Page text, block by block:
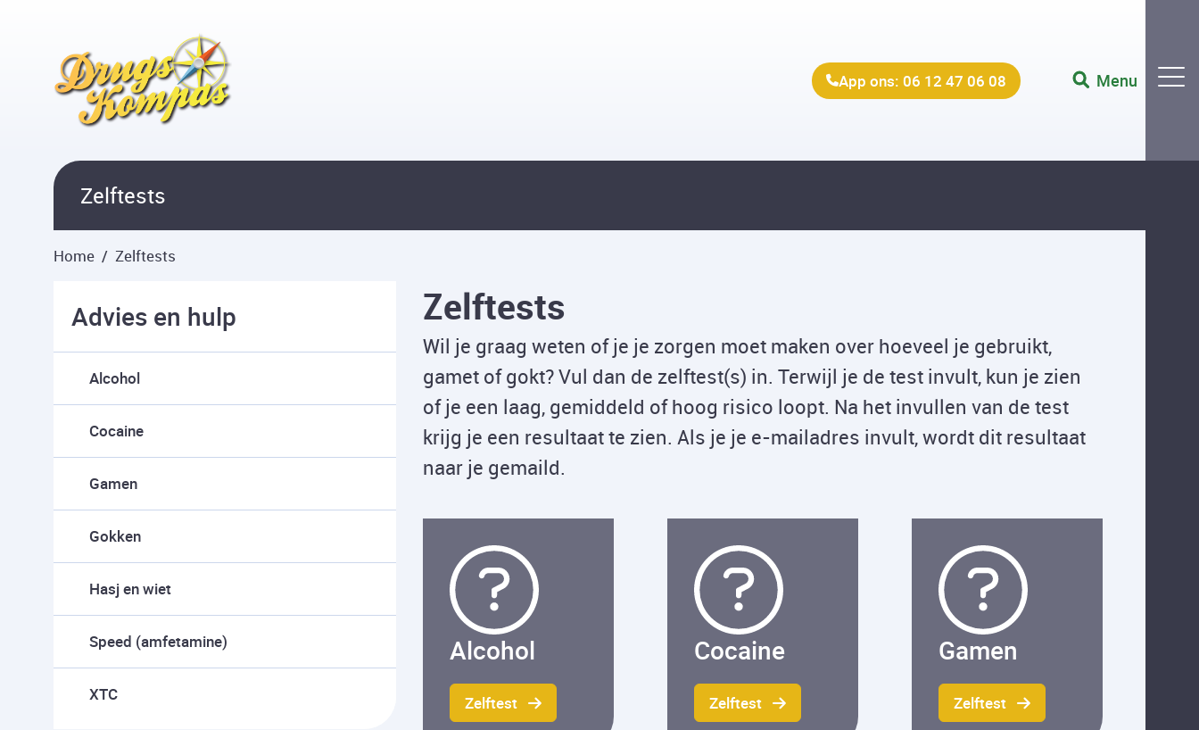
App ons: 06 12 47 06 08 Menu
Zelftests
Home Zelftests
Advies en hulp
Alcohol
Cocaine
Gamen
Gokken
Hasj en wiet
Speed (amfetamine)
XTC
Zelftests
Wil je graag weten of je je zorgen moet maken over hoeveel je gebruikt,
gamet of gokt? Vul dan de zelftest(s) in. Terwijl je de test invult, kun je zien
of je een laag, gemiddeld of hoog risico loopt. Na het invullen van de test
krijg je een resultaat te zien. Als je je e-mailadres invult, wordt dit resultaat
naar je gemaild.
Alcohol
Zelftest
Cocaine
Zelftest
Gamen
Zelftest